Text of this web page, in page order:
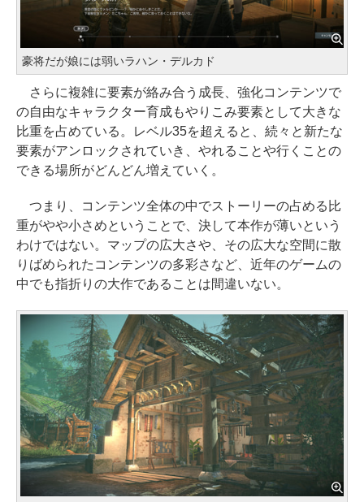
豪将だが娘には弱いラハン・デルカド
さらに複雑に要素が絡み合う成長、強化コンテンツで
の自由なキャラクター育成もやりこみ要素として大きな
比重を占めている。レベル35を超えると、続々と新たな
要素がアンロックされていき、やれることや行くことの
できる場所がどんどん増えていく。
つまり、コンテンツ全体の中でストーリーの占める比
重がやや小さめということで、決して本作が薄いという
わけではない。マップの広大さや、その広大な空間に散
りばめられたコンテンツの多彩さなど、近年のゲームの
中でも指折りの大作であることは間違いない。